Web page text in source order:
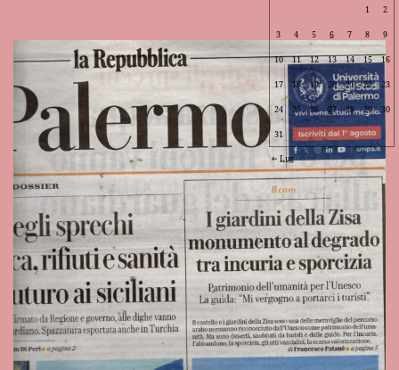
1 2
3 4 5 6 7 8 9
10 11 12 13 14 15 16
17 18 19 20 21 22 23
24 25 26 27 28 29 30
31
Lug